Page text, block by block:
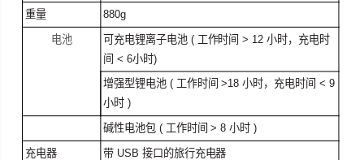
重量 880g
电池
可充电锂离子电池 ( 工作时间 > 12 小时，充电时
间 < 6小时)
增强型锂电池 ( 工作时间 >18 小时，充电时间 < 9
小时 )
碱性电池包 ( 工作时间 > 8 小时 )
充电器 带 USB 接口的旅行充电器